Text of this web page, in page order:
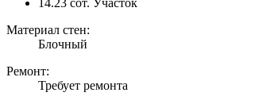
Материал стен:
Блочный
Ремонт:
Требует ремонта